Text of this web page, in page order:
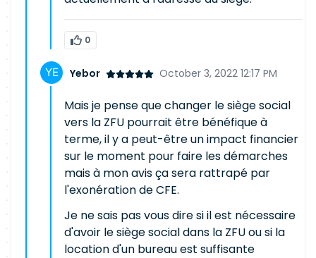
0
Yebor October 3, 2022 12:17 PM
Mais je pense que changer le siège social
vers la ZFU pourrait être bénéfique à
terme, il y a peut-être un impact financier
sur le moment pour faire les démarches
mais à mon avis ça sera rattrapé par
l'exonération de CFE.
Je ne sais pas vous dire si il est nécessaire
d'avoir le siège social dans la ZFU ou si la
location d'un bureau est suffisante